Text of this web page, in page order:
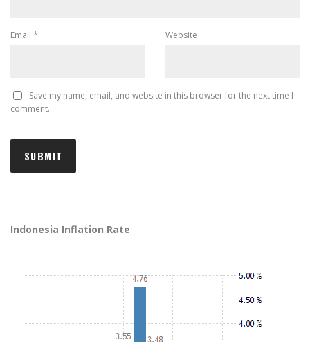
Email * Website
Save my name, email, and website in this browser for the next time I
comment.
Indonesia Inflation Rate